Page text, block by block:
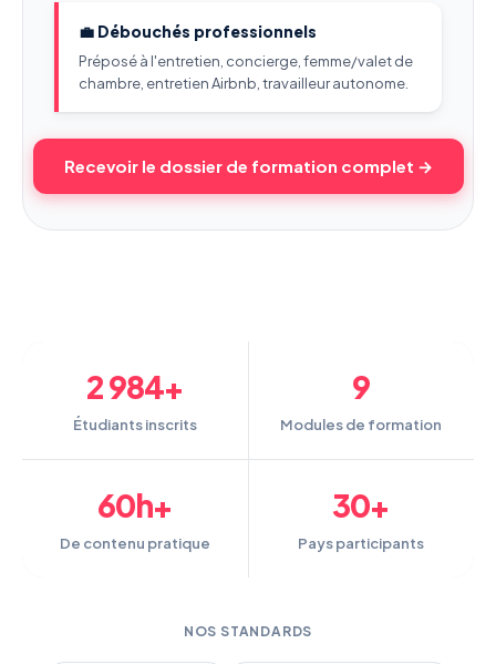
💼 Débouchés professionnels
Préposé à l'entretien, concierge, femme/valet de
chambre, entretien Airbnb, travailleur autonome.
Recevoir le dossier de formation complet →
2 984+
Étudiants inscrits
9
Modules de formation
60h+
De contenu pratique
30+
Pays participants
NOS STANDARDS